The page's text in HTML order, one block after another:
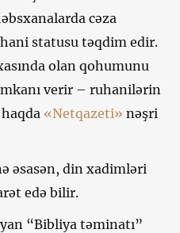
cəza
statusu təqdim edir.
olan qohumunu
verir – ruhanilərin
«Netqazeti» nəşri
əsasən, din xadimləri
edə bilir.
“Bibliya təminatı”